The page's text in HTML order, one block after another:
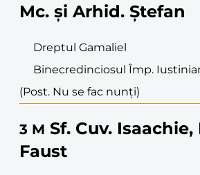
Mc. și Arhid. Ștefan
Dreptul Gamaliel
Binecredinciosul Împ.
(Post. Nu se fac nunți)
3 M Sf. Cuv.
Faust